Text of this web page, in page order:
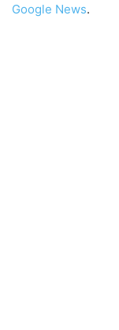
Google News.